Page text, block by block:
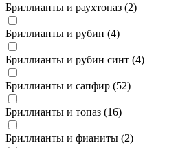
Бриллианты и раухтопаз (2)
Бриллианты и рубин (4)
Бриллианты и рубин синт (4)
Бриллианты и сапфир (52)
Бриллианты и топаз (16)
Бриллианты и фианиты (2)